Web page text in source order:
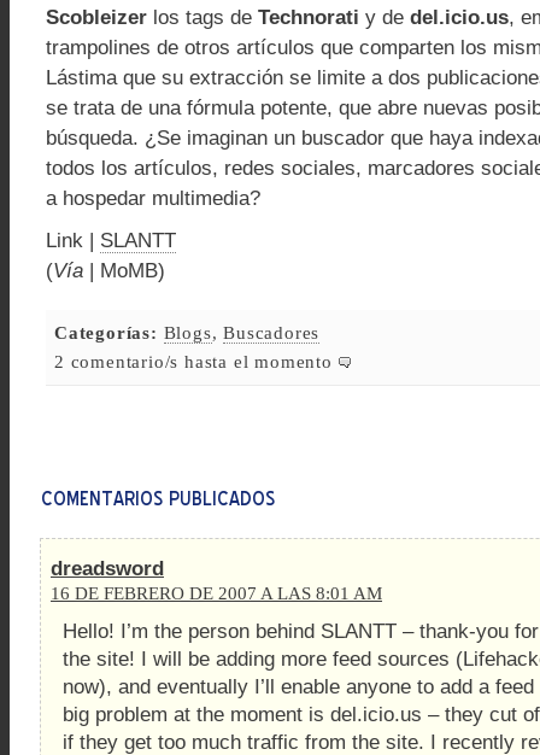
Scobleizer los tags de Technorati y de del.icio.us,
trampolines de otros artículos que comparten los
Lástima que su extracción se limite a dos
se trata de una fórmula potente, que abre nuevas
búsqueda. ¿Se imaginan un buscador que haya
todos los artículos, redes sociales, marcadores
a hospedar multimedia?
Link | SLANTT
(Vía | MoMB)
Categorías: Blogs,Buscadores
2 comentario/s hasta el momento
dreadsword
16 DE FEBRERO DE 2007 A LAS 8:01 AM
Hello! I’m the person behind SLANTT – thank-you
the site! I will be adding more feed sources
now), and eventually I’ll enable anyone to add a
big problem at the moment is del.icio.us – they cut
if they get too much traffic from the site. I recently